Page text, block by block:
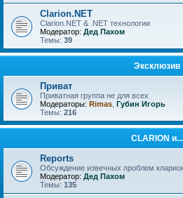
Clarion.NET
Clarion.NET & .NET технологии
Модератор: Дед Пахом
Темы: 39
Эксклюзив
Приват
Приватная группа не для всех
Модераторы: Rimas
Губин Игорь
Темы: 216
CLARION и...
Reports
Обсуждение извечных проблем
Модератор: Дед Пахом
Темы: 135